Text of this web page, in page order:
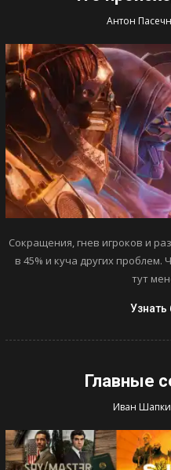
Антон
Сокращения, гнев игроков и
в 45% и куча других проблем.
тут
Главные
Иван